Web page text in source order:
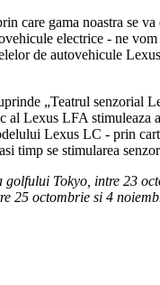
care gama noastra se
electrice - ne
de autovehicule
„Teatrul senzorial
Lexus LFA stimuleaza
Lexus LC - prin
timp se stimularea
Tokyo, intre 23
25 octombrie si 4